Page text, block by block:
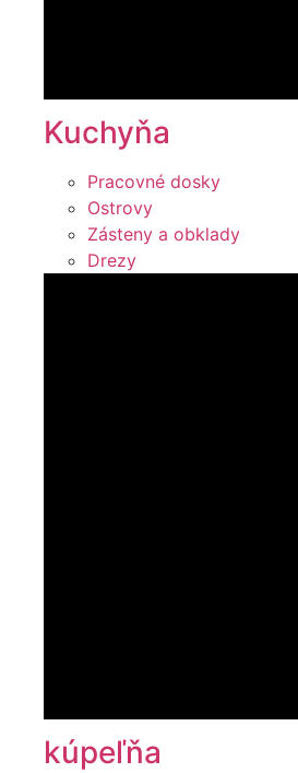
Kuchyňa
Pracovné dosky
Ostrovy
Zásteny a obklady
Drezy
kúpeľňa